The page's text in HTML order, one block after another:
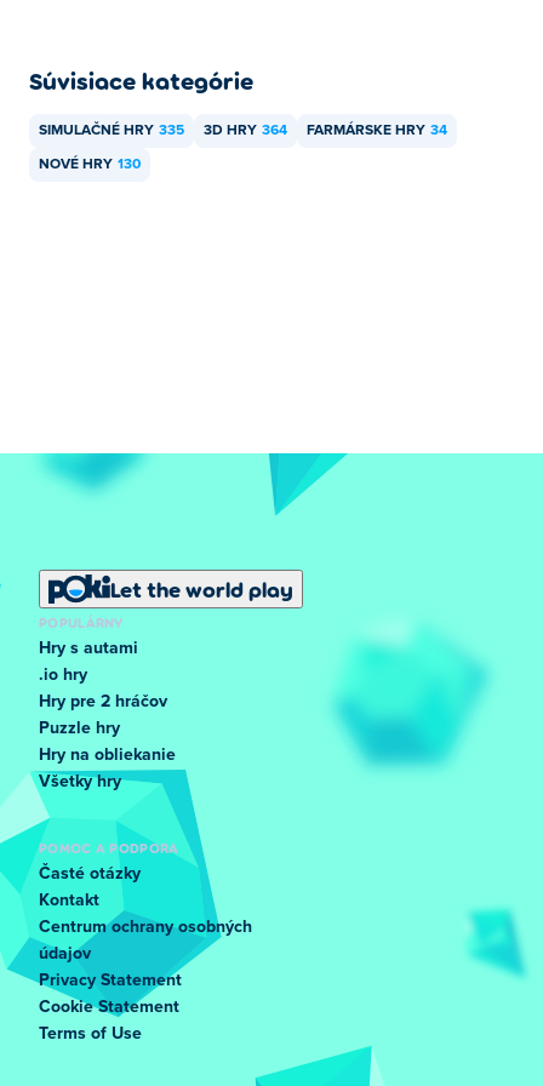
Súvisiace kategórie
SIMULAČNÉ HRY 335 3D HRY 364 FARMÁRSKE HRY 34
NOVÉ HRY 130
Let the world play
POPULÁRNY
Hry s autami
.io hry
Hry pre 2 hráčov
Puzzle hry
Hry na obliekanie
Všetky hry
POMOC A PODPORA
Časté otázky
Kontakt
Centrum ochrany osobných
údajov
Privacy Statement
Cookie Statement
Terms of Use